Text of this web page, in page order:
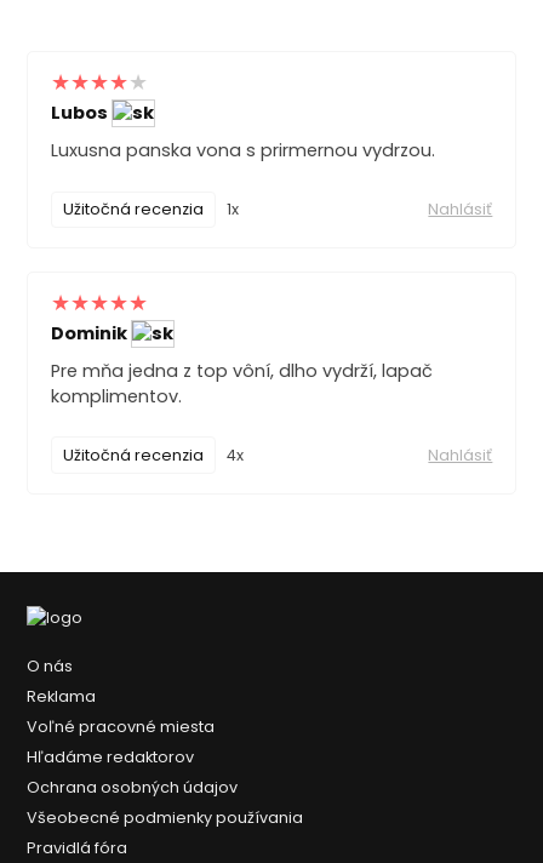
Lubos
Luxusna panska vona s prirmernou vydrzou.
Užitočná recenzia 1x Nahlásiť
Dominik
Pre mňa jedna z top vôní, dlho vydrží, lapač
komplimentov.
Užitočná recenzia 4x Nahlásiť
O nás
Reklama
Voľné pracovné miesta
Hľadáme redaktorov
Ochrana osobných údajov
Všeobecné podmienky používania
Pravidlá fóra